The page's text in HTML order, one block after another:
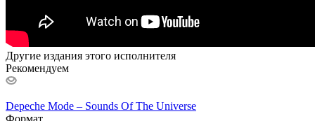
Другие издания этого исполнителя
Рекомендуем
Depeche Mode – Sounds Of The Universe
Формат